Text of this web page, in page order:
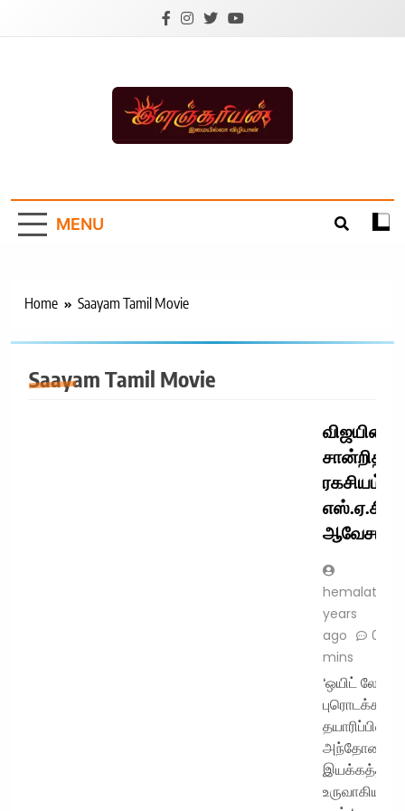
Tamil News |
Health | Tamil
Technology |
Sports News
MENU
Home Saayam Tamil Movie
Saayam Tamil Movie
விஜயின்
சான்றிதழ்
ரகசியம் ;
எஸ்.ஏ.சி.
ஆவேசம்
hemalatha
years
ago
0
mins
‘ஒயிட் லேம்ப்
தயாரிப்பில்
இயக்கத்தில்
உருவாகியுள்ள